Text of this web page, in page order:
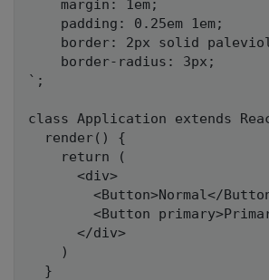
`;
class Application extends
  render() {
    return (
      <div>
<Button>Normal</
<Button
      </div>
    )
  }